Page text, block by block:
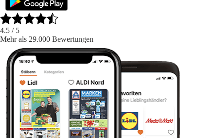
4.5 / 5
Mehr als 29.000 Bewertungen